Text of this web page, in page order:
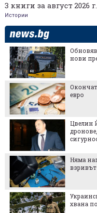
3 книги за август 2026 г.
Истории
нови
евро
Цвелин
Няма
хвана